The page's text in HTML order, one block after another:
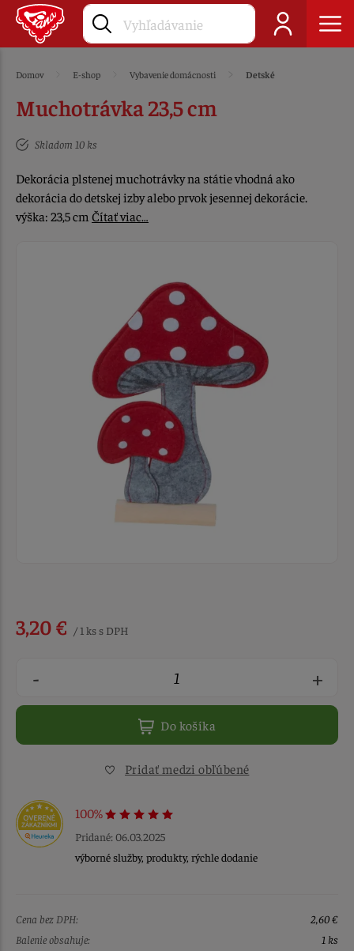
Domov E-shop Vybavenie domácnosti Detské
Muchotrávka 23,5 cm
Skladom 10 ks
Dekorácia plstenej muchotrávky na státie vhodná ako
dekorácia do detskej izby alebo prvok jesennej dekorácie.
výška: 23,5 cm Čítať viac…
3,20 € / 1 ks s DPH
- +
Do košíka
Pridať medzi obľúbené
100%
Pridané: 06.03.2025
výborné služby, produkty, rýchle dodanie
Cena bez DPH:
2,60 €
Balenie obsahuje:
1 ks